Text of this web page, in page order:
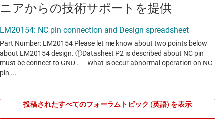
ニアからの技術サポートを提供
投稿されたすべてのフォーラムトピック (英語) を表示